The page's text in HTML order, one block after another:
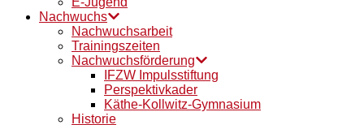
Nachwuchs
Nachwuchsarbeit
Trainingszeiten
Nachwuchsförderung
IFZW Impulsstiftung
Perspektivkader
Käthe-Kollwitz-Gymnasium
Historie